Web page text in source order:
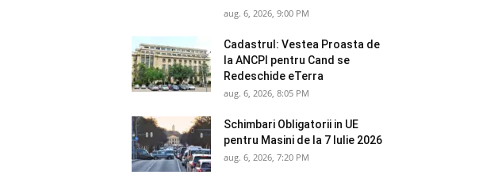
aug. 6, 2026, 9:00 PM
Cadastrul: Vestea Proasta de
la ANCPI pentru Cand se
Redeschide eTerra
aug. 6, 2026, 8:05 PM
Schimbari Obligatorii in UE
pentru Masini de la 7 Iulie 2026
aug. 6, 2026, 7:20 PM